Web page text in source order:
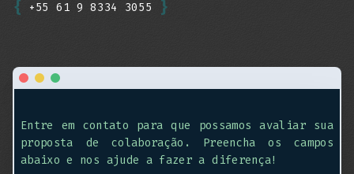
{
+55 61 9 8334 3055 }
Entre em contato para que possamos avaliar sua
proposta de colaboração. Preencha os campos
abaixo e nos ajude a fazer a diferença!